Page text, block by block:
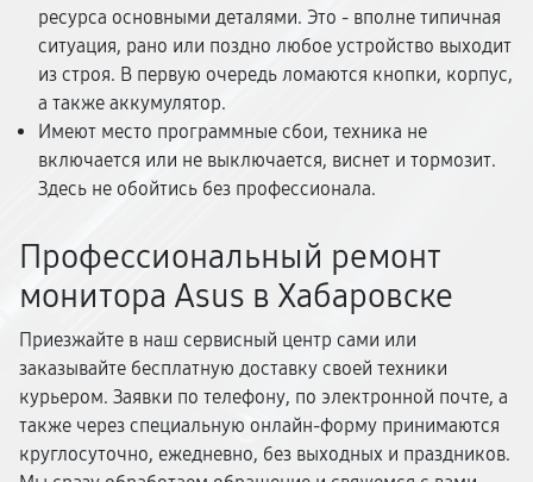
ресурса основными деталями. Это - вполне типичная
ситуация, рано или поздно любое устройство выходит
из строя. В первую очередь ломаются кнопки, корпус,
а также аккумулятор.
Имеют место программные сбои, техника не
включается или не выключается, виснет и тормозит.
Здесь не обойтись без профессионала.
Профессиональный ремонт
монитора Asus в Хабаровске
Приезжайте в наш сервисный центр сами или
заказывайте бесплатную доставку своей техники
курьером. Заявки по телефону, по электронной почте, а
также через специальную онлайн-форму принимаются
круглосуточно, ежедневно, без выходных и праздников.